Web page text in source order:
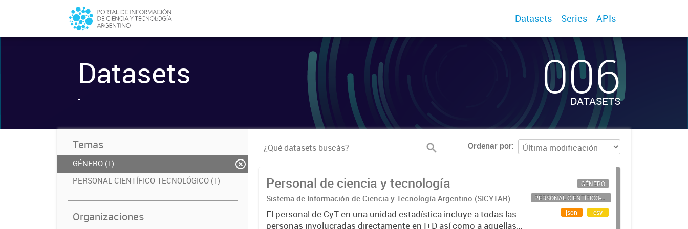
Datasets Series APIs
Datasets
- 006
DATASETS
Temas
GÉNERO (1)
PERSONAL CIENTÍFICO-TECNOLÓGICO (1)
Organizaciones
Ordenar por
Personal de ciencia y tecnología
Sistema de Información de Ciencia y Tecnología Argentino (SICYTAR)
El personal de CyT en una unidad estadística incluye a todas las
personas involucradas directamente en I+D así como a aquellas
GÉNERO
PERSONAL CIENTÍFICO-TECNOLÓGICO
json
csv